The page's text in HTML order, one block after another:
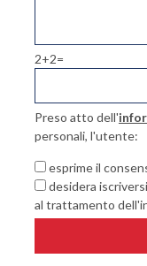
2+2=
Preso atto dell'
personali, l'utente:
esprime il
desidera
al trattamento